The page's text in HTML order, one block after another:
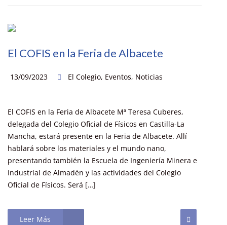
El COFIS en la Feria de Albacete
13/09/2023 El Colegio, Eventos, Noticias
El COFIS en la Feria de Albacete Mª Teresa Cuberes,
delegada del Colegio Oficial de Físicos en Castilla-La
Mancha, estará presente en la Feria de Albacete. Allí
hablará sobre los materiales y el mundo nano,
presentando también la Escuela de Ingeniería Minera e
Industrial de Almadén y las actividades del Colegio
Oficial de Físicos. Será […]
Leer Más